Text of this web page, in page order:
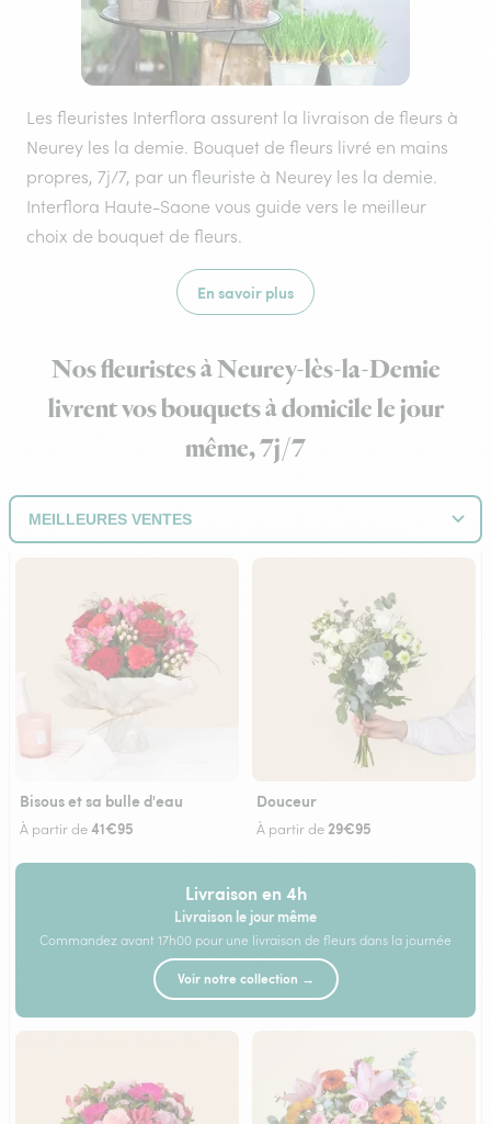
Les fleuristes Interflora assurent la livraison de fleurs à
Neurey les la demie. Bouquet de fleurs livré en mains
propres, 7j/7, par un fleuriste à Neurey les la demie.
Interflora Haute-Saone vous guide vers le meilleur
choix de bouquet de fleurs.
En savoir plus
Nos fleuristes à Neurey-lès-la-Demie
livrent vos bouquets à domicile le jour
même, 7j/7
Bisous et sa bulle d'eau
À partir de41€95
Douceur
À partir de 29€95
Livraison en 4h
Livraison le jour même
Commandez avant 17h00 pour une livraison de fleurs dans la journée
Voir notre collection →